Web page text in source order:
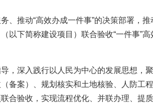
推动“高效办成一件事”的决策部署，推
下简称建设项目）联合验收“一件事”高
深入践行以人民为中心的发展思想，
备案）、规划核实和土地核验、人防工
合验收，实现流程优化、并联办理、提
茶叶“炒上天”